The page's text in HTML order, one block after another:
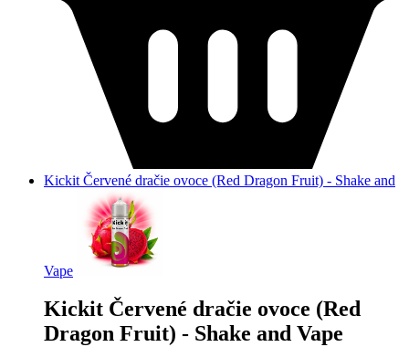
Kickit Červené dračie ovoce (Red Dragon Fruit) - Shake and
Vape
Kickit Červené dračie ovoce (Red
Dragon Fruit) - Shake and Vape